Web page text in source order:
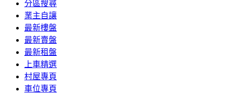
分區搜尋
業主自讓
最新樓盤
最新賣盤
最新租盤
上車精選
村屋專頁
車位專頁